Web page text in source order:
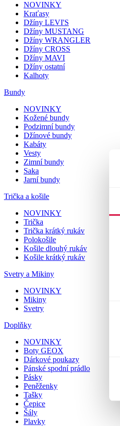
NOVINKY
Kraťasy
Džíny LEVI'S
Džíny MUSTANG
Džíny WRANGLER
Džíny CROSS
Džíny MAVI
Džíny ostatní
Kalhoty
Bundy
NOVINKY
Kožené bundy
Podzimní bundy
Džínové bundy
Kabáty
Vesty
Zimní bundy
Saka
Jarní bundy
Trička a košile
NOVINKY
Trička
Trička krátký rukáv
Polokošile
Košile dlouhý rukáv
Košile krátký rukáv
Svetry a Mikiny
NOVINKY
Mikiny
Svetry
Doplňky
NOVINKY
Boty GEOX
Dárkové poukazy
Pánské spodní prádlo
Pásky
Peněženky
Tašky
Čepice
Šály
Plavky